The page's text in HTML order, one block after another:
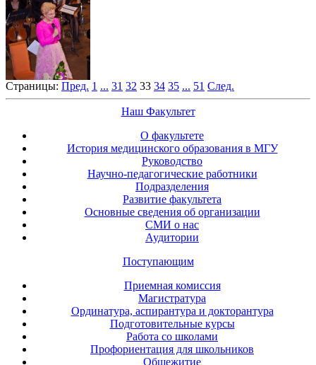
Страницы: Пред. 1 ... 31 32 33 34 35 ... 51 След.
Наш Факультет
О факультете
История медицинского образования в МГУ
Руководство
Научно-педагогические работники
Подразделения
Развитие факультета
Основные сведения об организации
СМИ о нас
Аудитории
Поступающим
Приемная комиссия
Магистратура
Ординатура, аспирантура и докторантура
Подготовительные курсы
Работа со школами
Профориентация для школьников
Общежитие